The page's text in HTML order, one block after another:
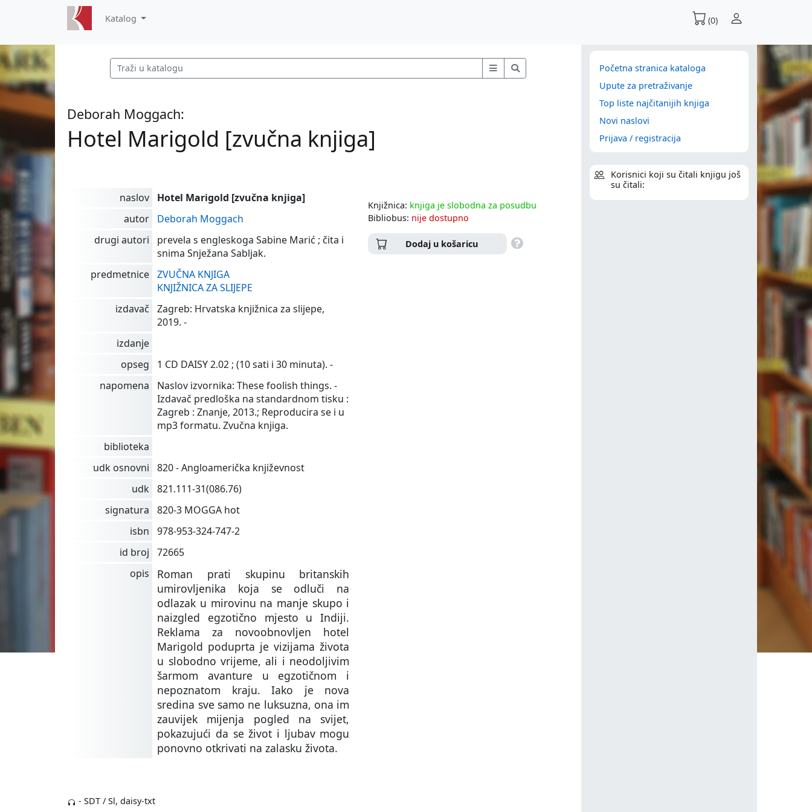
Katalog (0)
Deborah Moggach:
Hotel Marigold [zvučna knjiga]
naslov
Hotel Marigold [zvučna knjiga]
autor
Deborah Moggach
drugi autori
prevela s engleskoga Sabine Marić ; čita i
snima Snježana Sabljak.
predmetnice
ZVUČNA KNJIGA
KNJIŽNICA ZA SLIJEPE
izdavač
Zagreb: Hrvatska knjižnica za slijepe,
2019. -
izdanje
opseg
1 CD DAISY 2.02 ; (10 sati i 30 minuta). -
napomena
Naslov izvornika: These foolish things. -
Izdavač predloška na standardnom tisku :
Zagreb : Znanje, 2013.; Reproducira se i u
mp3 formatu. Zvučna knjiga.
biblioteka
udk osnovni
820 - Angloamerička književnost
udk
821.111-31(086.76)
signatura
820-3 MOGGA hot
isbn
978-953-324-747-2
id broj
72665
opis
Roman prati skupinu britanskih
umirovljenika koja se odluči na
odlazak u mirovinu na manje skupo i
naizgled egzotično mjesto u Indiji.
Reklama za novoobnovljen hotel
Marigold poduprta je vizijama života
u slobodno vrijeme, ali i neodoljivim
šarmom avanture u egzotičnom i
nepoznatom kraju. Iako je nova
sredina sve samo ne luksuzna, ona im
zauvijek mijenja pogled na svijet,
pokazujući da se život i ljubav mogu
ponovno otkrivati na zalasku života.
- SDT / Sl, daisy-txt
Knjižnica: knjiga je slobodna za posudbu
Bibliobus: nije dostupno
Dodaj u košaricu
Početna stranica kataloga
Upute za pretraživanje
Top liste najčitanijih knjiga
Novi naslovi
Prijava / registracija
Korisnici koji su čitali knjigu još
su čitali: